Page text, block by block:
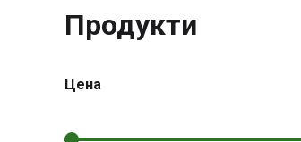
Продукти
Цена